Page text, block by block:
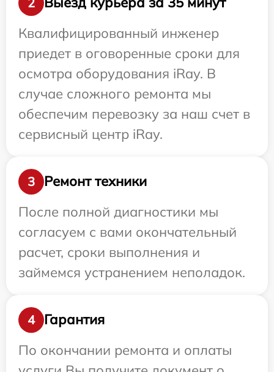
Квалифицированный инженер
приедет в оговоренные сроки для
осмотра оборудования iRay. В
случае сложного ремонта мы
обеспечим перевозку за наш счет в
сервисный центр iRay.
3
Ремонт техники
После полной диагностики мы
согласуем с вами окончательный
расчет, сроки выполнения и
займемся устранением неполадок.
4
Гарантия
По окончании ремонта и оплаты